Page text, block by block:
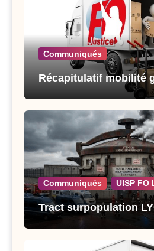
Communiqués
Récapitulatif mobilité
Communiqués UISP FO
Tract surpopulation